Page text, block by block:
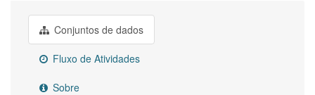
Conjuntos de dados
Fluxo de Atividades
Sobre